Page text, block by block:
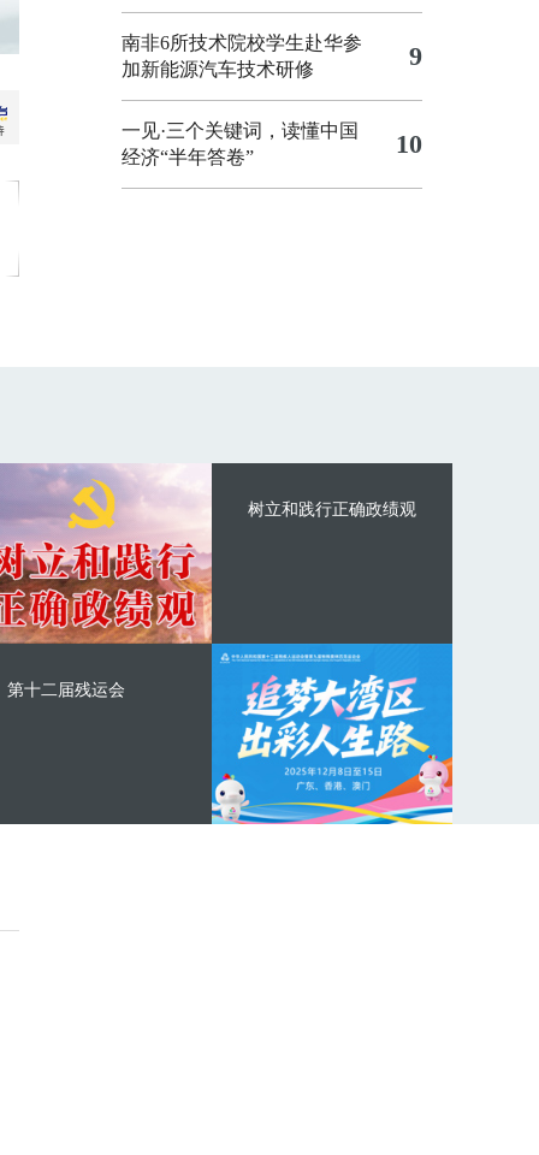
南非6所技术院校学生赴华参
加新能源汽车技术研修
9
一见·三个关键词，读懂中国
经济“半年答卷”
10
树立和践行正确政绩观
第十二届残运会